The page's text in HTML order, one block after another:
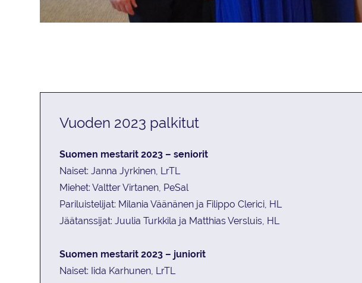
Vuoden 2023 palkitut
Suomen mestarit 2023 – seniorit
Naiset: Janna Jyrkinen, LrTL
Miehet: ValtterVirtanen, PeSal
Pariluistelijat: Milania Väänänen ja Filippo Clerici, HL
Jäätanssijat: Juulia Turkkila ja MatthiasVersluis, HL
Suomen mestarit 2023 – juniorit
Naiset: Iida Karhunen, LrTL